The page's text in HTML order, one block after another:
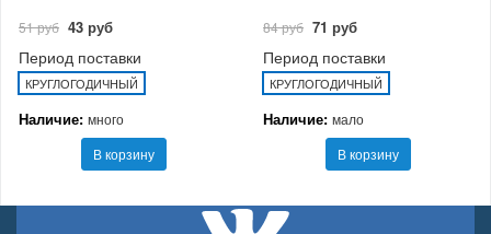
51 руб 43 руб
Период поставки
КРУГЛОГОДИЧНЫЙ
Наличие: много
В корзину
84 руб 71 руб
Период поставки
КРУГЛОГОДИЧНЫЙ
Наличие: мало
В корзину